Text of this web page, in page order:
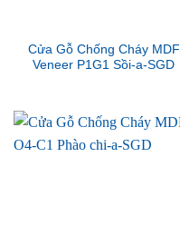
Cửa Gỗ Chống Cháy MDF
Veneer P1G1 Sồi-a-SGD